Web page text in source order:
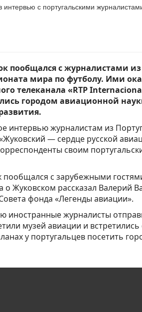
с португальскими
пообщался с журналистами
мира по футболу. Ими
телеканала «RTP
городом авиационной
интервью журналистам из
— сердце русской
своим
с зарубежными
о Жуковском рассказал
фонда «Легенды авиации».
иностранные журналисты
музей авиации и
у португальцев посетить